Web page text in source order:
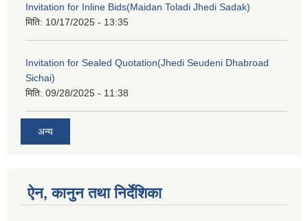
Invitation for Inline Bids(Maidan Toladi Jhedi Sadak)
मिति: 10/17/2025 - 13:35
Invitation for Sealed Quotation(Jhedi Seudeni Dhabroad
Sichai)
मिति: 09/28/2025 - 11:38
अन्य
ऐन, कानुन तथा निर्देशिका